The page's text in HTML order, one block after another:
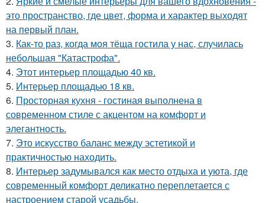
это пространство, где цвет, форма и характер выходят
на первый план.
3. Как-то раз, когда моя тёща гостила у нас, случилась
небольшая "Катастрофа".
4. Этот интерьер площадью 40 кв.
5. Интерьер площадью 18 кв.
6. Просторная кухня - гостиная выполнена в
современном стиле с акцентом на комфорт и
элегантность.
7. Это искусство баланс между эстетикой и
практичностью находить.
8. Интерьер задумывался как место отдыха и уюта, где
современный комфорт деликатно переплетается с
настроением старой усадьбы.